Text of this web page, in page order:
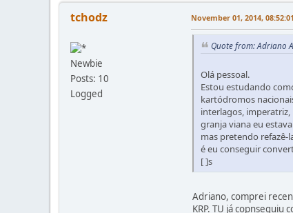
tchodz
Newbie
Posts: 10
Logged
November 01, 2014,
Quote from: Adriano
Olá pessoal.
Estou estudando
kartódromos
interlagos,
granja viana eu
mas pretendo refazê-
é eu conseguir
[ ]s
Adriano, comprei
KRP. TU já copnseguiu